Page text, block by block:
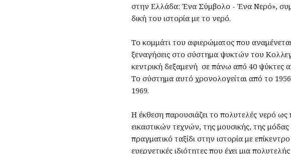
στην Ελλάδα: Ένα Σύμβολο - Ένα Νερό»,
δική του ιστορία με το νερό.
Το κομμάτι του αφιερώματος που
ξεναγήσεις στο σύστημα ψυκτών του
κεντρική δεξαμενή σε πάνω από 40 ψύκτες
Το σύστημα αυτό χρονολογείται από το
1969. ‌‌
Η έκθεση παρουσιάζει το πολυτελές νερό
εικαστικών τεχνών, της μουσικής, της
πραγματικό ταξίδι στην ιστορία με
ευεργετικές ιδιότητες που έχει μια